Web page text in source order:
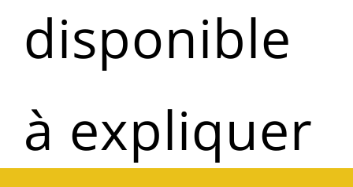
disponible
à expliquer